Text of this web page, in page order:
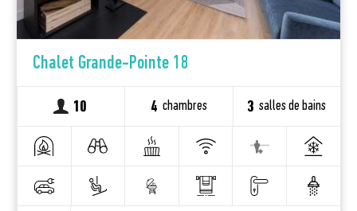
Chalet Grande-Pointe 18
10 4 chambres 3 salles de bains